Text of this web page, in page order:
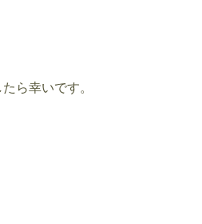
たら幸いです。